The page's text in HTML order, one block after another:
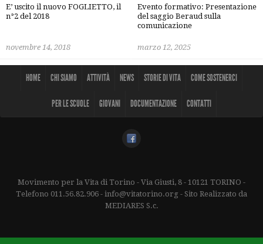
E’ uscito il nuovo FOGLIETTO, il
n°2 del 2018
novembre 14, 2018
Evento formativo: Presentazione
del saggio Beraud sulla
comunicazione
marzo 12, 2025
HOME CHI SIAMO ATTIVITÀ NEWS STORIE DI VITA COME SOSTENERCI
PER LE SCUOLE GIOVANI DOCUMENTAZIONE CONTATTI
Movimento per la Vita di Torino - Via Giusti, 8 - 10121 TORINO -
Telefono 011.56.82.906 - info@vitatorino.org - Sito Realizzato da
MEDIARES S.c.